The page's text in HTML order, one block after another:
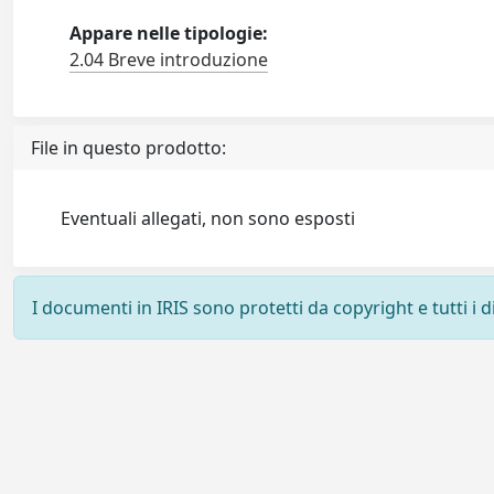
Appare nelle tipologie:
2.04 Breve introduzione
File in questo prodotto:
Eventuali allegati, non sono esposti
I documenti in IRIS sono protetti da copyright e tutti i